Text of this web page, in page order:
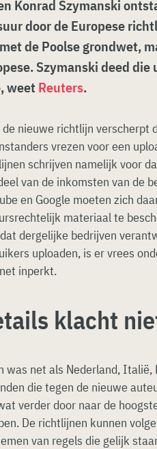
Konrad Szymanski
door de Europese
de Poolse grondwet,
Szymanski deed die
weet Reuters.
de nieuwe richtlijn verscherpt
vrezen voor een
schrijven namelijk voor
van de inkomsten van de
en Google moeten zich
materiaal te
dergelijke bedrijven
uploaden, is er vrees
inperkt.
klacht
was net als Nederland, Italië,
die tegen de nieuwe
verder door naar de
De richtlijnen kunnen
van regels die gelijk